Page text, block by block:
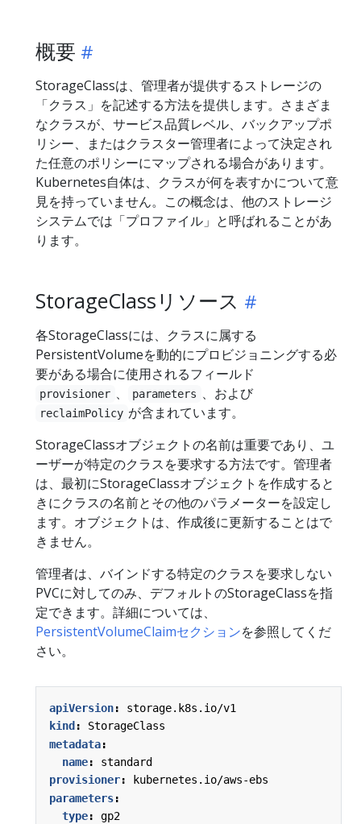
概要
StorageClassは、管理者が提供するストレージの
「クラス」を記述する方法を提供します。さまざま
なクラスが、サービス品質レベル、バックアップポ
リシー、またはクラスター管理者によって決定され
た任意のポリシーにマップされる場合があります。
Kubernetes自体は、クラスが何を表すかについて意
見を持っていません。この概念は、他のストレージ
システムでは「プロファイル」と呼ばれることがあ
ります。
StorageClassリソース
各StorageClassには、クラスに属する
PersistentVolumeを動的にプロビジョニングする必
要がある場合に使用されるフィールド
provisioner 、 parameters 、および
reclaimPolicy が含まれています。
StorageClassオブジェクトの名前は重要であり、ユ
ーザーが特定のクラスを要求する方法です。管理者
は、最初にStorageClassオブジェクトを作成すると
きにクラスの名前とその他のパラメーターを設定し
ます。オブジェクトは、作成後に更新することはで
きません。
管理者は、バインドする特定のクラスを要求しない
PVCに対してのみ、デフォルトのStorageClassを指
定できます。詳細については、
PersistentVolumeClaimセクションを参照してくだ
さい。
apiVersion:
storage.k8s.io/v1
kind :
StorageClass
metadata:
name:
standard
provisioner:
kubernetes.io/aws-ebs
parameters:
type:
gp2